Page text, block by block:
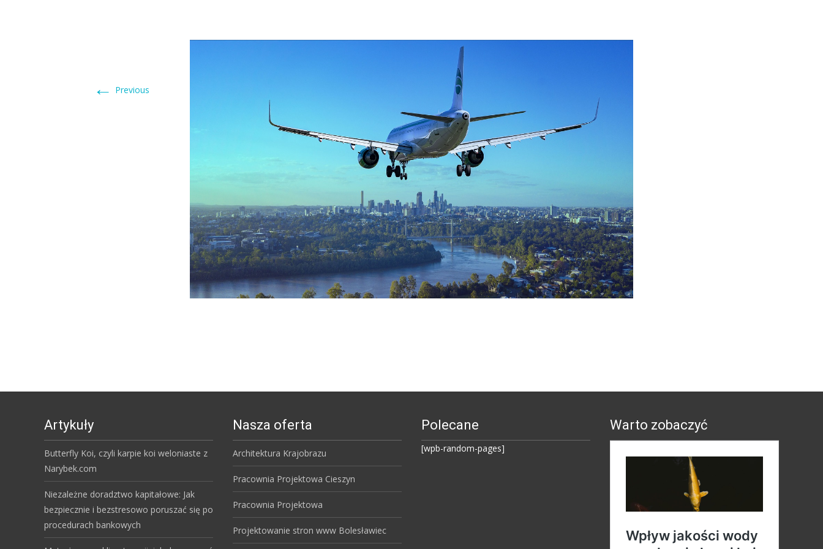
← Previous
Artykuły
Butterfly Koi, czyli karpie koi weloniaste z
Narybek.com
Niezależne doradztwo kapitałowe: Jak
bezpiecznie i bezstresowo poruszać się po
procedurach bankowych
Nasza oferta
Architektura Krajobrazu
Pracownia Projektowa Cieszyn
Pracownia Projektowa
Projektowanie stron www Bolesławiec
Polecane
[wpb-random-pages]
Warto zobaczyć